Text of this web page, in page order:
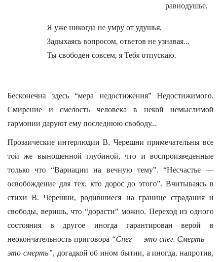
равнодушье,
Я уже никогда не умру от удушья,
Задыхаясь вопросом, ответов не узнавая...
Ты свободен совсем, я Тебя отпускаю.
Бесконечна здесь “мера недостижения” Недостижимого.
Смирение и смелость человека в некой немыслимой
гармонии даруют ему последнюю свободу...
Прозаические интерлюдии В. Черешни примечательны все
той же выношенной глубиной, что и воспроизведенные
только что “Вариации на вечную тему”. “Несчастье —
освобождение для тех, кто дорос до этого”. Вчитываясь в
стихи В. Черешни, родившиеся на границе страдания и
свободы, веришь, что “дорасти” можно. Переход из одного
состояния в другое иногда гарантирован верой в
неокончательность приговора “Снег — это снег. Смерть —
это смерть”, догадкой об ином бытии, а иногда, напротив,